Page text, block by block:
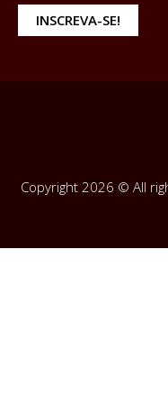
INSCREVA-SE!
Copyright 2026 © All